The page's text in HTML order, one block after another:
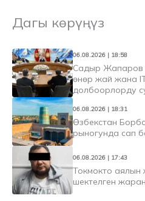
Дагы көрүңүз
06.08.2026 | 18:58
Садыр Жапаров
өнөр жай жана
долбоорлорду
06.08.2026 | 18:31
Өзбекстан
рыногунда сап
06.08.2026 | 17:43
Токмокто
шектелген